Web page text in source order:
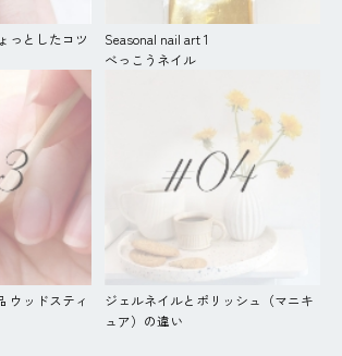
っとしたコツ
Seasonal nail art 1
べっこうネイル
ウッドスティ
ジェルネイルとポリッシュ（マニキ
ュア）の違い